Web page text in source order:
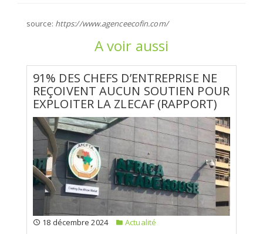
source: https://www.agenceecofin.com/
A voir aussi
91% DES CHEFS D’ENTREPRISE NE
REÇOIVENT AUCUN SOUTIEN POUR
EXPLOITER LA ZLECAF (RAPPORT)
18 décembre 2024
Actualité